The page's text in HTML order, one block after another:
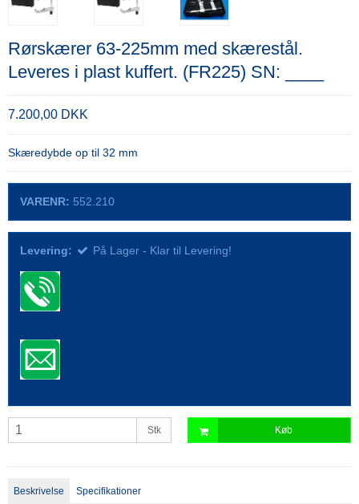
Rørskærer 63-225mm med skærestål.
Leveres i plast kuffert. (FR225) SN: ____
7.200,00 DKK
Skæredybde op til 32 mm
VARENR: 552.210
Levering: På Lager - Klar til Levering!
Stk Køb
Beskrivelse Specifikationer